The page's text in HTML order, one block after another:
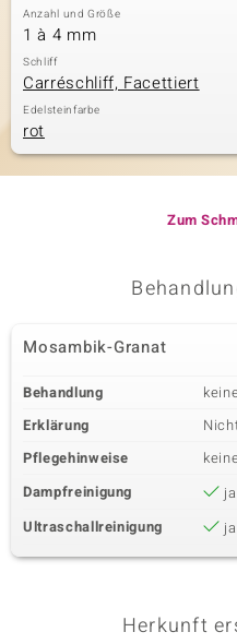
Anzahl und Größe
1 à 4 mm
Schliff
Carréschliff, Facettiert
Edelsteinfarbe
rot
Zum
Mosambik-Granat
Behandlung
Erklärung
Pflegehinweise
Dampfreinigung
ja
Ultraschallreinigung
ja
Herkunft